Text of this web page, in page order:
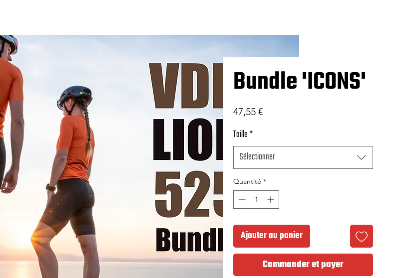
Bundle 'ICONS'
47,55 €Prix
Taille*
Sélectionner
Quantité *
Ajouter au panier
Commander et payer